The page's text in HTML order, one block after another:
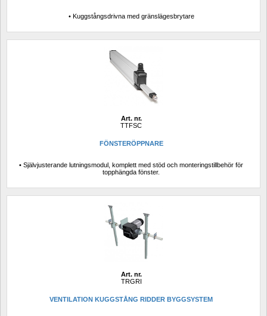
• Kuggstångsdrivna med gränslägesbrytare
Art. nr.
TTFSC
FÖNSTERÖPPNARE
• Självjusterande lutningsmodul, komplett med stöd och monteringstillbehör för
topphängda fönster.
Art. nr.
TRGRI
VENTILATION KUGGSTÅNG RIDDER BYGGSYSTEM